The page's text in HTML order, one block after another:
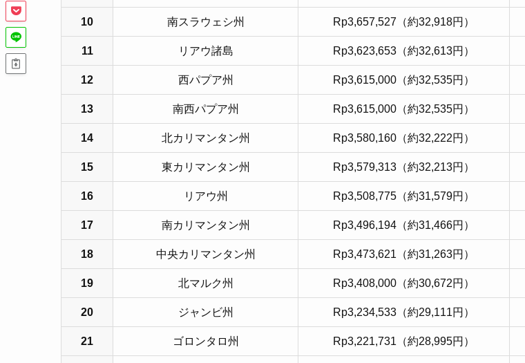
10 南スラウェシ州 Rp3,657,527（約32,918円）
11 リアウ諸島 Rp3,623,653（約32,613円）
12 西パプア州 Rp3,615,000（約32,535円）
13 南西パプア州 Rp3,615,000（約32,535円）
14 北カリマンタン州 Rp3,580,160（約32,222円）
15 東カリマンタン州 Rp3,579,313（約32,213円）
16 リアウ州 Rp3,508,775（約31,579円）
17 南カリマンタン州 Rp3,496,194（約31,466円）
18 中央カリマンタン州 Rp3,473,621（約31,263円）
19 北マルク州 Rp3,408,000（約30,672円）
20 ジャンビ州 Rp3,234,533（約29,111円）
21 ゴロンタロ州 Rp3,221,731（約28,995円）